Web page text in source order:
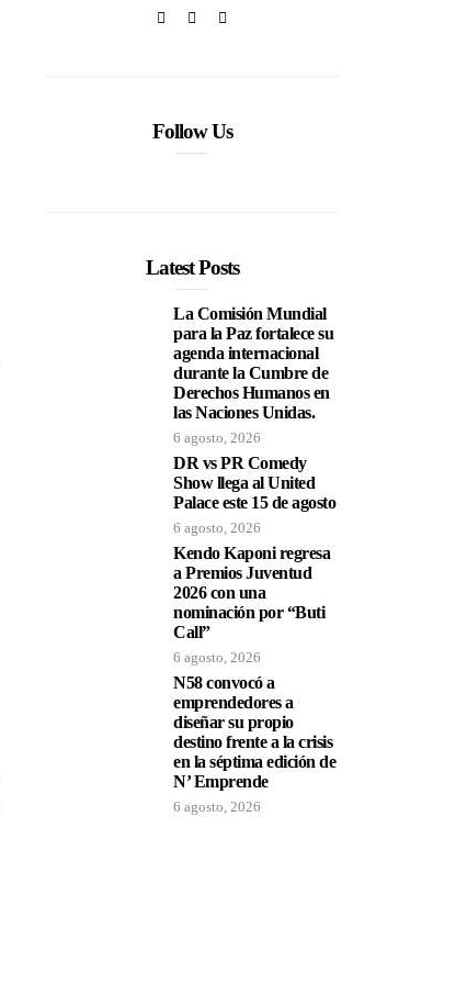
Follow Us
Latest Posts
La Comisión Mundial
para la Paz fortalece su
agenda internacional
durante la Cumbre de
Derechos Humanos en
las Naciones Unidas.
6 agosto, 2026
DR vs PR Comedy
Show llega al United
Palace este 15 de agosto
6 agosto, 2026
Kendo Kaponi regresa
a Premios Juventud
2026 con una
nominación por “Buti
Call”
6 agosto, 2026
N58 convocó a
emprendedores a
diseñar su propio
destino frente a la crisis
en la séptima edición de
N’ Emprende
6 agosto, 2026